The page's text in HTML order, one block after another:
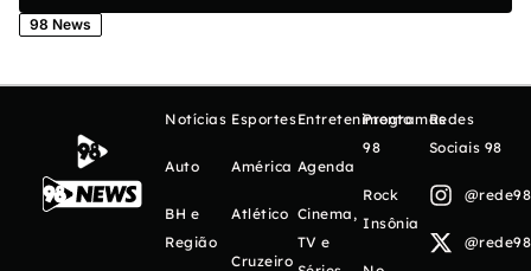
98 News
Notícias
Auto
BH e
Região
Esportes
América
Atlético
Cruzeiro
Entretenimento
Agenda
Cinema,
TV e
Programas
98
Rock
Insônia
Redes
Sociais 98